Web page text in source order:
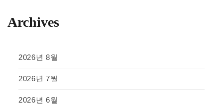
Archives
2026년 8월
2026년 7월
2026년 6월